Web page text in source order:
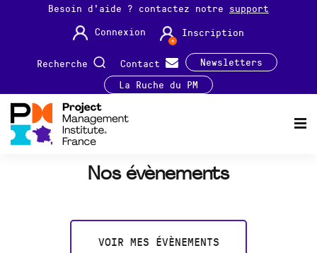
Besoin d'aide ? contactez notre support
Connexion
Inscription
Recherche Contact
Newsletters
La Ruche du PM
Nos évènements
VOIR MES ÉVÈNEMENTS